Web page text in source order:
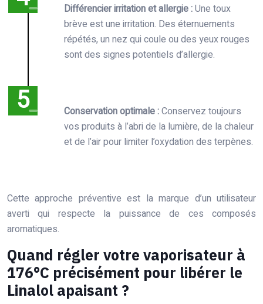
Différencier irritation et allergie :Une toux
brève est une irritation. Des éternuements
répétés, un nez qui coule ou des yeux rouges
sont des signes potentiels d’allergie.
Conservation optimale :Conservez toujours
vos produits à l’abri de la lumière, de la chaleur
et de l’air pour limiter l’oxydation des terpènes.
Cette approche préventive est la marque d’un utilisateur
averti qui respecte la puissance de ces composés
aromatiques.
Quand régler votre vaporisateur à
176°C précisément pour libérer le
Linalol apaisant ?